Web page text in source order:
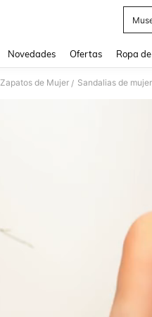
Novedades Ofertas Ropa
Zapatos de Mujer / Sandalias de mujer